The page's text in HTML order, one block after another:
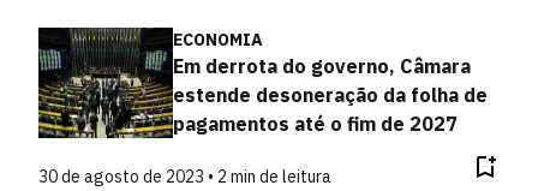
ECONOMIA
Em derrota do governo, Câmara
estende desoneração da folha de
pagamentos até o fim de 2027
30 de agosto de 2023 • 2 min de leitura